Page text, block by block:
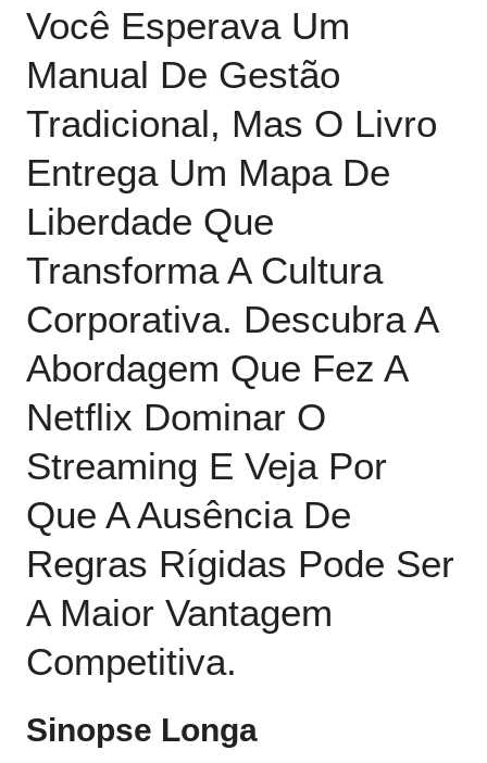
Você Esperava Um
Manual De Gestão
Tradicional, Mas O Livro
Entrega Um Mapa De
Liberdade Que
Transforma A Cultura
Corporativa. Descubra A
Abordagem Que Fez A
Netflix Dominar O
Streaming E Veja Por
Que A Ausência De
Regras Rígidas Pode Ser
A Maior Vantagem
Competitiva.
Sinopse Longa